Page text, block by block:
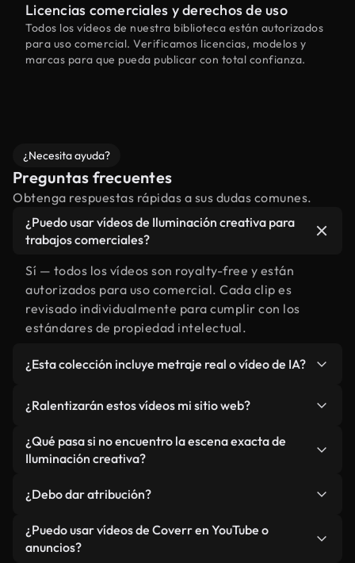
Licencias comerciales y derechos de uso
Todos los vídeos de nuestra biblioteca están autorizados
para uso comercial. Verificamos licencias, modelos y
marcas para que pueda publicar con total confianza.
¿Necesita ayuda?
Preguntas frecuentes
Obtenga respuestas rápidas a sus dudas comunes.
¿Puedo usar vídeos de Iluminación creativa para
trabajos comerciales?
Sí — todos los vídeos son royalty-free y están
autorizados para uso comercial. Cada clip es
revisado individualmente para cumplir con los
estándares de propiedad intelectual.
¿Esta colección incluye metraje real o vídeo de IA?
relacionado con Iluminación creativa y vídeos
generados por IA. Todo está claramente
etiquetado.
¿Ralentizarán estos vídeos mi sitio web?
No si selecciona nuestras versiones optimizadas
para web, diseñadas específicamente para uso de
métricas como LCP.
¿Qué pasa si no encuentro la escena exacta de
Iluminación creativa?
Studio. Describe la escena, como "Iluminación
creativa al atardecer", y la IA la generará en
segundos conforme a nuestros estándares.
¿Debo dar atribución?
No es necesario. Todos los vídeos en nuestra
biblioteca son royalty-free, aunque siempre se
¿Puedo usar vídeos de Coverr en YouTube o
anuncios?